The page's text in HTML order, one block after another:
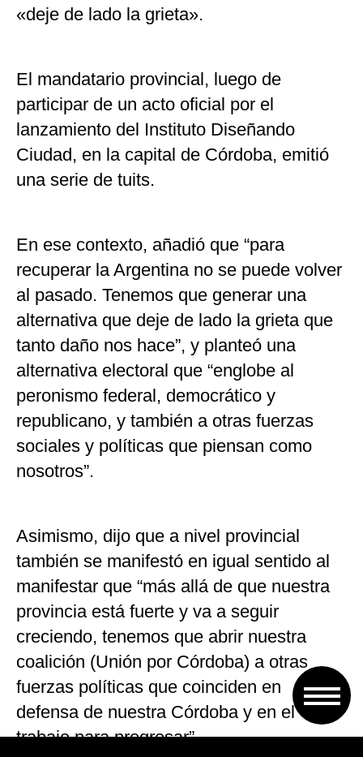
«deje de lado la grieta».
El mandatario provincial, luego de
participar de un acto oficial por el
lanzamiento del Instituto Diseñando
Ciudad, en la capital de Córdoba, emitió
una serie de tuits.
En ese contexto, añadió que “para
recuperar la Argentina no se puede volver
al pasado. Tenemos que generar una
alternativa que deje de lado la grieta que
tanto daño nos hace”, y planteó una
alternativa electoral que “englobe al
peronismo federal, democrático y
republicano, y también a otras fuerzas
sociales y políticas que piensan como
nosotros”.
Asimismo, dijo que a nivel provincial
también se manifestó en igual sentido al
manifestar que “más allá de que nuestra
provincia está fuerte y va a seguir
creciendo, tenemos que abrir nuestra
coalición (Unión por Córdoba) a otras
fuerzas políticas que coinciden en
defensa de nuestra Córdoba y en el
trabajo para progresar”.